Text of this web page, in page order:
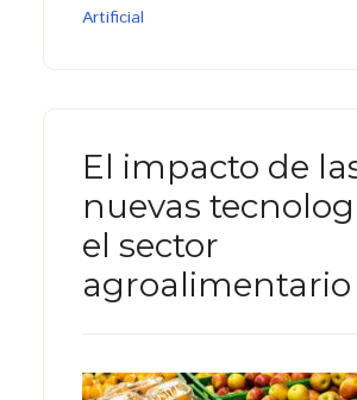
Artificial
El impacto de
nuevas
el sector
agroalimentario